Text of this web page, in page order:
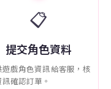
📋
提交角色資料
遊戲角色資訊給客服，核
確認訂單。